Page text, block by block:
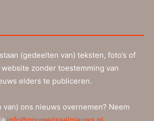
(gedeelten van) teksten, foto’s of
website zonder toestemming van
elders te publiceren.
ons nieuws overnemen? Neem